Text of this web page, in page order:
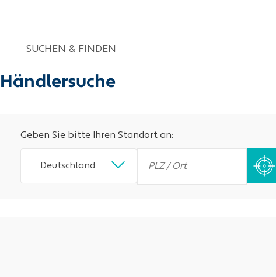
SUCHEN & FINDEN
Händlersuche
Geben Sie bitte Ihren Standort an:
Deutschland